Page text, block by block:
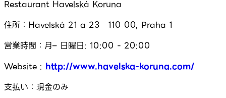
Restaurant Havelská Koruna
住所：Havelská 21 a 23 110 00, Praha 1
営業時間：月– 日曜日: 10:00 - 20:00
Website : http://www.havelska-koruna.com/
支払い：現金のみ